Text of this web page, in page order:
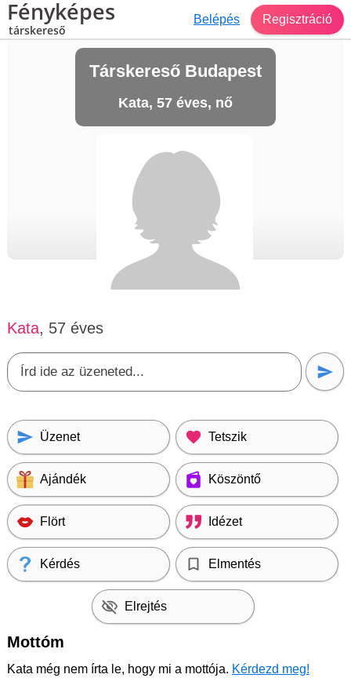
Fényképes
társkereső
Belépés Regisztráció
Társkereső Budapest
Kata, 57 éves, nő
Kata, 57 éves
Üzenet Tetszik
Ajándék Köszöntő
Flört Idézet
Kérdés Elmentés
Elrejtés
Mottóm
Kata még nem írta le, hogy mi a mottója. Kérdezd meg!